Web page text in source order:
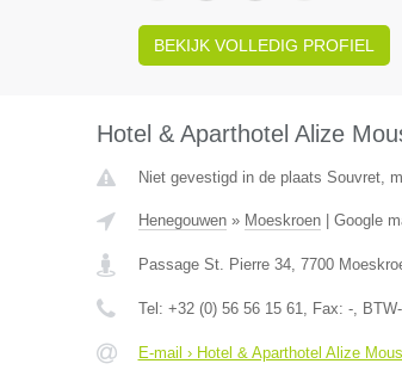
BEKIJK VOLLEDIG PROFIEL
Hotel & Aparthotel Alize
Niet gevestigd in de plaats Souvret,
Henegouwen» Moeskroen| Google
Passage St. Pierre 34, 7700
Tel: +32 (0) 56 56 15 61, Fax: -,
E-mail › Hotel & Aparthotel Alize